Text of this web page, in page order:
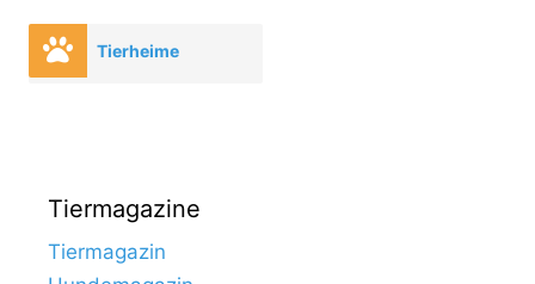
Tierheime
Tiermagazine
Tiermagazin